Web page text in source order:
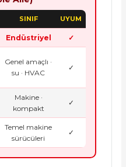
SINIF UYUM
Endüstriyel ✓
Genel amaçlı ·
su · HVAC
✓
Makine ·
kompakt
✓
Temel makine
sürücüleri
✓